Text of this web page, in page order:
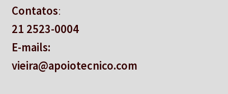
Contatos:
21 2523-0004
E-mails:
vieira@apoiotecnico.com